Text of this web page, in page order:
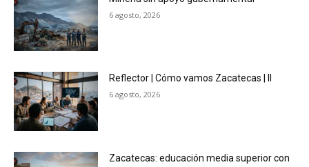
6 agosto, 2026
Reflector | Cómo vamos Zacatecas | II
6 agosto, 2026
Zacatecas: educación media superior con